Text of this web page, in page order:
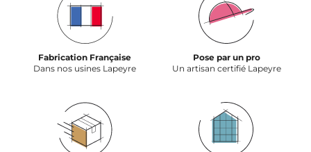
Fabrication Française
Dans nos usines Lapeyre
Pose par un pro
Un artisan certifié Lapeyre